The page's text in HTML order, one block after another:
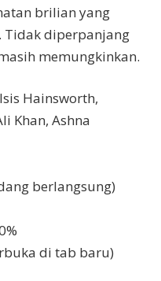
brilian yang
Tidak diperpanjang
memungkinkan.
Hainsworth,
Khan, Ashna
berlangsung)
di tab baru)